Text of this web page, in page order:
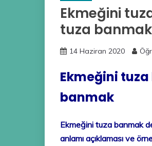
Ekmeğini
tuza banmak
14 Haziran 2020
Ekmeğini
banmak
Ekmeğini tuza banmak
anlamı açıklaması ve